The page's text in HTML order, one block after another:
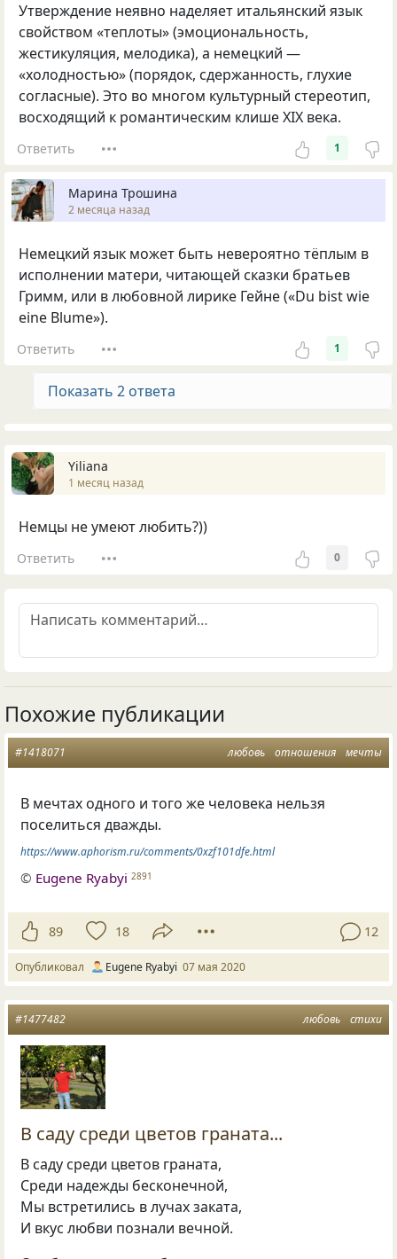
Утверждение неявно наделяет итальянский язык
свойством «теплоты» (эмоциональность,
жестикуляция, мелодика), а немецкий —
«холодностью» (порядок, сдержанность, глухие
согласные). Это во многом культурный стереотип,
восходящий к романтическим клише XIX века.
Ответить 1
Марина Трошина
2 месяца назад
Немецкий язык может быть невероятно тёплым в
исполнении матери, читающей сказки братьев
Гримм, или в любовной лирике Гейне («Du bist wie
eine Blume»).
Ответить 1
Показать 2 ответа
Yiliana
1 месяц назад
Немцы не умеют любить?))
Ответить 0
Похожие публикации
любовь отношения мечты
#1418071
В мечтах одного и того же человека нельзя
поселиться дважды.
https://www.aphorism.ru/comments/0xzf101dfe.html
© Eugene Ryabyi 2891
89 18 12
Опубликовал Eugene Ryabyi 07 мая 2020
любовь стихи
#1477482
В саду среди цветов граната...
В саду среди цветов граната,
Среди надежды бесконечной,
Мы встретились в лучах заката,
И вкус любви познали вечной.